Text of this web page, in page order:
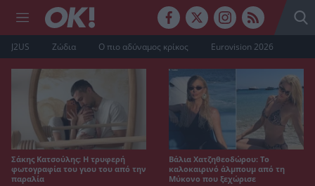
J2US Ζώδια Ο πιο αδύναμος κρίκος Eurovision 2026
Σάκης Κατσούλης: Η τρυφερή
φωτογραφία του γιου του από την
παραλία
Βάλια Χατζηθεοδώρου: Το
καλοκαιρινό άλμπουμ από τη
Μύκονο που ξεχώρισε